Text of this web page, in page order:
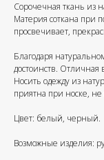
Cорочечная ткань из
Материя соткана при
просвечивает,
Благодаря
достоинств. Отличная
Носить одежду из
приятна при носке,
Цвет: белый, черный.
Возможные изделия: